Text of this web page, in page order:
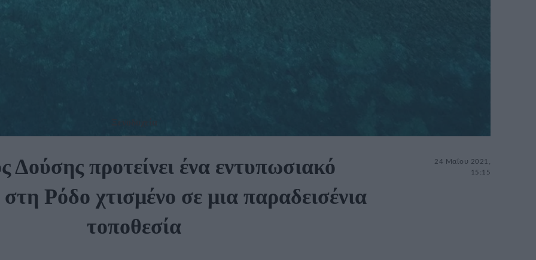
Δούσης προτείνει ένα εντυπωσιακό
στη Ρόδο χτισμένο σε μια παραδεισένια
τοποθεσία
24 Μαΐου 2021,
15:15